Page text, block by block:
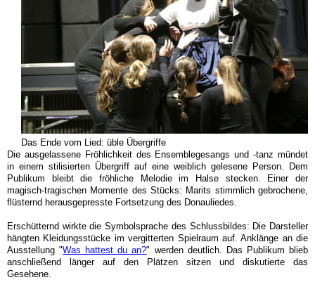
Das Ende vom Lied: üble Übergriffe
Die ausgelassene Fröhlichkeit des Ensemblegesangs und -tanz mündet
in einem stilisierten Übergriff auf eine weiblich gelesene Person. Dem
Publikum bleibt die fröhliche Melodie im Halse stecken. Einer der
magisch-tragischen Momente des Stücks: Marits stimmlich gebrochene,
flüsternd herausgepresste Fortsetzung des Donauliedes.
Erschütternd wirkte die Symbolsprache des Schlussbildes: Die Darsteller
hängten Kleidungsstücke im vergitterten Spielraum auf. Anklänge an die
Ausstellung "Was hattest du an?" werden deutlich. Das Publikum blieb
anschließend länger auf den Plätzen sitzen und diskutierte das
Gesehene.